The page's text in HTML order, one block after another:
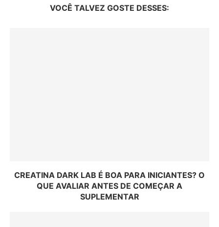
VOCÊ TALVEZ GOSTE DESSES:
CREATINA DARK LAB É BOA PARA INICIANTES? O
QUE AVALIAR ANTES DE COMEÇAR A
SUPLEMENTAR